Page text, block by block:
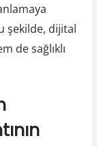
şekilde, dijital
de sağlıklı